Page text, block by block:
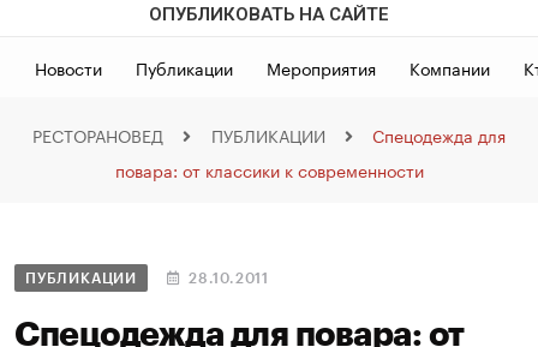
ОПУБЛИКОВАТЬ НА САЙТЕ
Новости Публикации Мероприятия Компании
РЕСТОРАНОВЕД ПУБЛИКАЦИИ
Спецодежда для
повара: от классики к современности
ПУБЛИКАЦИИ 28.10.2011
Спецодежда для повара: от